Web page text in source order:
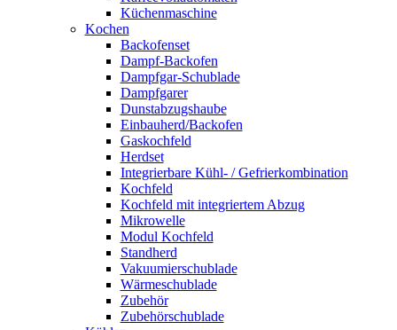
Küchenmaschine
Kochen
Backofenset
Dampf-Backofen
Dampfgar-Schublade
Dampfgarer
Dunstabzugshaube
Einbauherd/Backofen
Gaskochfeld
Herdset
Integrierbare Kühl- / Gefrierkombination
Kochfeld
Kochfeld mit integriertem Abzug
Mikrowelle
Modul Kochfeld
Standherd
Vakuumierschublade
Wärmeschublade
Zubehör
Zubehörschublade